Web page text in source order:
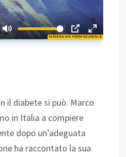
MESSAGGIO PROMOZIONALE
il diabete si può. Marco
in Italia a compiere
dopo un’adeguata
ha raccontato la sua